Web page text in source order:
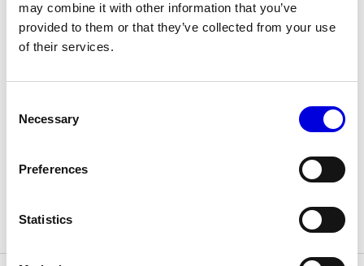
may combine it with other information that you’ve
provided to them or that they’ve collected from your use
of their services.
Selection
Necessary
Preferences
Statistics
MAISONS
Veuillez entrer votre code
Collections
Magazine - Insider